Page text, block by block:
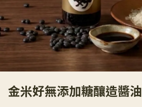
金米好無添加糖釀造醬油